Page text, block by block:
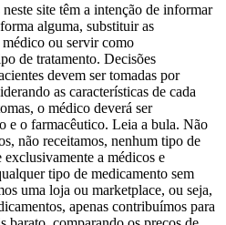
site têm a intenção de informar
alguma, substituir as
ou servir como
de tratamento. Decisões
devem ser tomadas por
as características de cada
o médico deverá ser
e o farmacêutico. Leia a bula. Não
não receitamos, nenhum tipo de
exclusivamente a médicos e
tipo de medicamento sem
uma loja ou marketplace, ou seja,
apenas contribuímos para